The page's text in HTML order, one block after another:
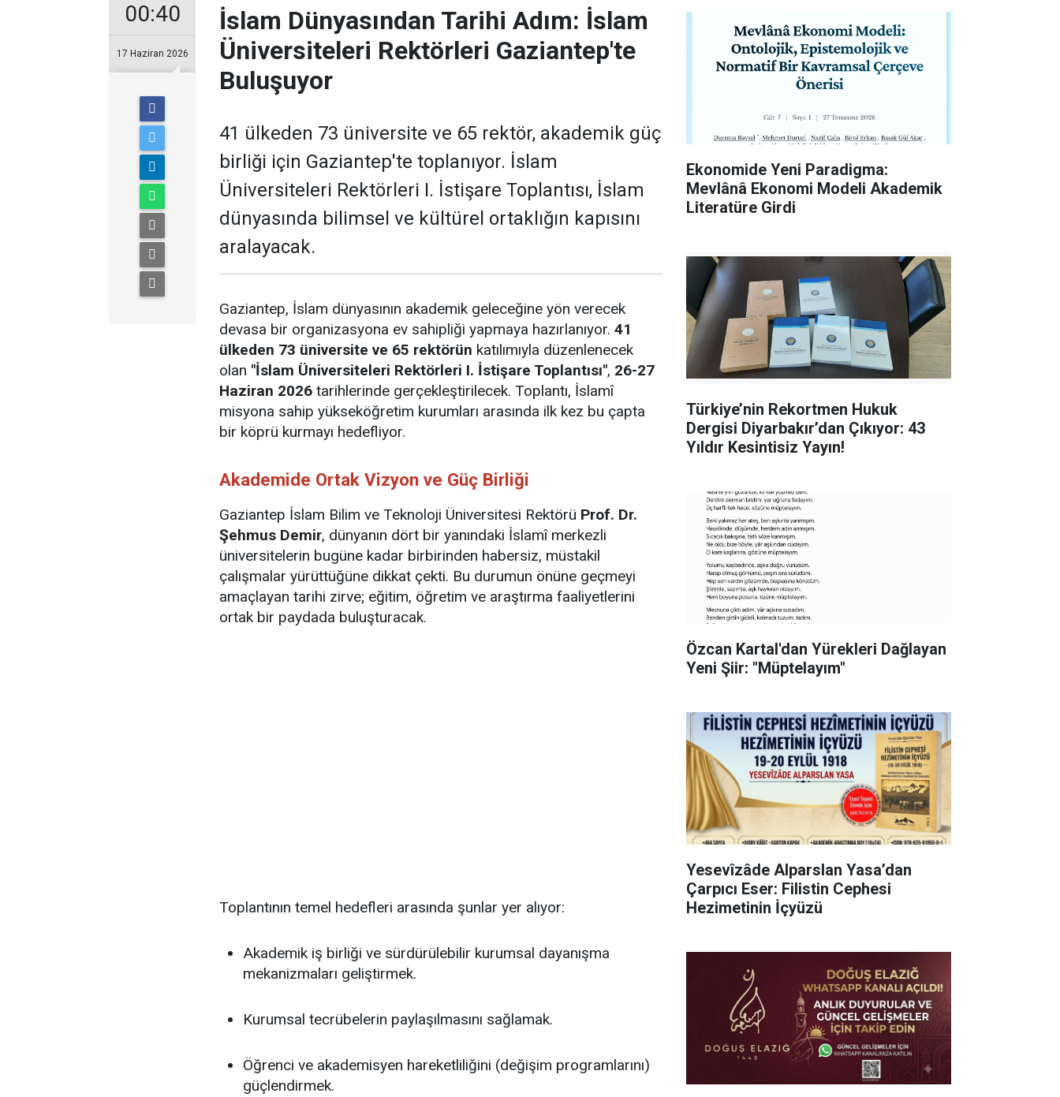
00:40
17 Haziran 2026
İslam Dünyasından Tarihi Adım: İslam
Üniversiteleri Rektörleri Gaziantep'te
Buluşuyor
41 ülkeden 73 üniversite ve 65 rektör, akademik güç
birliği için Gaziantep'te toplanıyor. İslam
Üniversiteleri Rektörleri I. İstişare Toplantısı, İslam
dünyasında bilimsel ve kültürel ortaklığın kapısını
aralayacak.
Gaziantep, İslam dünyasının akademik geleceğine yön verecek
devasa bir organizasyona ev sahipliği yapmaya hazırlanıyor. 41
ülkeden 73 üniversite ve 65 rektörün katılımıyla düzenlenecek
olan "İslam Üniversiteleri Rektörleri I. İstişare Toplantısı", 26-27
Haziran 2026 tarihlerinde gerçekleştirilecek. Toplantı, İslamî
misyona sahip yükseköğretim kurumları arasında ilk kez bu çapta
bir köprü kurmayı hedefliyor.
Akademide Ortak Vizyon ve Güç Birliği
Gaziantep İslam Bilim ve Teknoloji Üniversitesi Rektörü Prof. Dr.
Şehmus Demir, dünyanın dört bir yanındaki İslamî merkezli
üniversitelerin bugüne kadar birbirinden habersiz, müstakil
çalışmalar yürüttüğüne dikkat çekti. Bu durumun önüne geçmeyi
amaçlayan tarihi zirve; eğitim, öğretim ve araştırma faaliyetlerini
ortak bir paydada buluşturacak.
Toplantının temel hedefleri arasında şunlar yer alıyor:
Akademik iş birliği ve sürdürülebilir kurumsal dayanışma
mekanizmaları geliştirmek.
Kurumsal tecrübelerin paylaşılmasını sağlamak.
Öğrenci ve akademisyen hareketliliğini (değişim programlarını)
güçlendirmek.
Ekonomide Yeni Paradigma:
Mevlânâ Ekonomi Modeli Akademik
Literatüre Girdi
Türkiye’nin Rekortmen Hukuk
Dergisi Diyarbakır’dan Çıkıyor: 43
Yıldır Kesintisiz Yayın!
Özcan Kartal'dan Yürekleri Dağlayan
Yeni Şiir: "Müptelayım"
Yesevîzâde Alparslan Yasa’dan
Çarpıcı Eser: Filistin Cephesi
Hezimetinin İçyüzü